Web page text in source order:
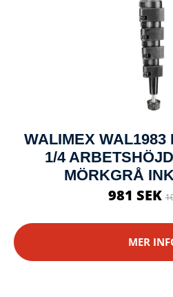
WALIMEX WAL1983
1/4
MÖRKGRÅ
981 SEK
MER